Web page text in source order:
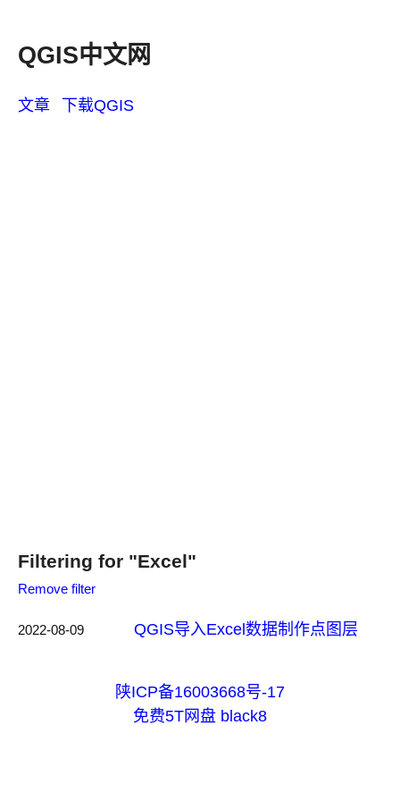
QGIS中文网
文章 下载QGIS
Filtering for "Excel"
Remove filter
2022-08-09 QGIS导入Excel数据制作点图层
陕ICP备16003668号-17
免费5T网盘 black8